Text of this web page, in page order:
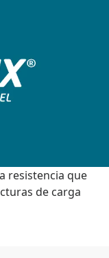
resistencia que
de carga